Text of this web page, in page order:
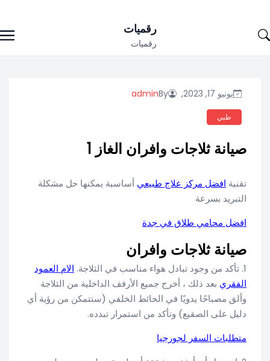
to
رقميات
رقميات
يونيو 17, 2023, By
admin
طبي
صيانة ثلاجات وافران الغاز 1
تقنية افضل مركز علاج طبيعي أساسية يمكنها حل مشكلة
التبريد بسرعة
افضل محامي طلاق في جدة
صيانة ثلاجات وافران
1. تأكد من وجود تبادل هواء مناسب في الثلاجة.
الام العمود
الفقري بعد ذلك ، أخرج جميع الأرفف الداخلية من الثلاجة
وألق مصباحًا يدويًا في الحائط الخلفي (ستتمكن من رؤية أي
دليل على الصقيع) وتأكد من استمرار تبدده.
متطلبات السفر لجورجيا